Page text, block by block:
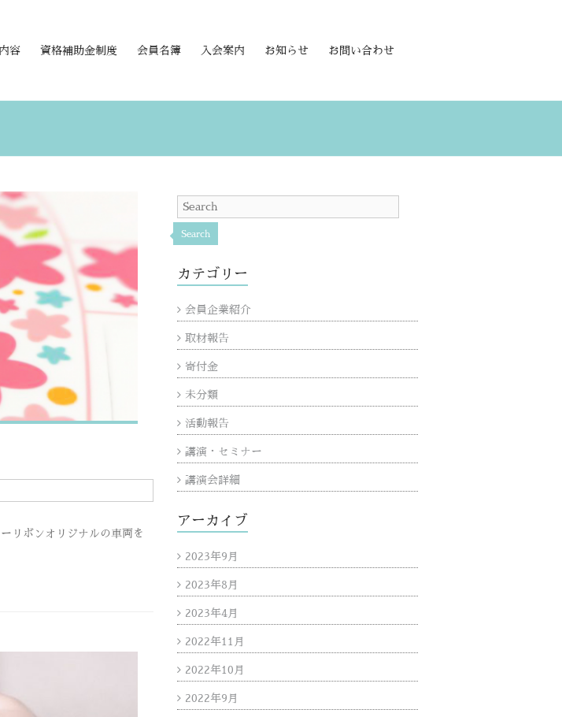
容 資格補助金制度 会員名簿 入会案内 お知らせ お問い合わせ
リボンオリジナルの車両を
Search
カテゴリー
会員企業紹介
取材報告
寄付金
未分類
活動報告
講演・セミナー
講演会詳細
アーカイブ
2023年9月
2023年8月
2023年4月
2022年11月
2022年10月
2022年9月